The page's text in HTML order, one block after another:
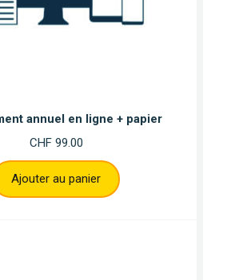
annuel en ligne + papier
CHF99.00
Ajouter au panier